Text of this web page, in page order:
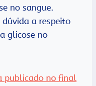
no sangue.
a respeito
glicose no
publicado no final